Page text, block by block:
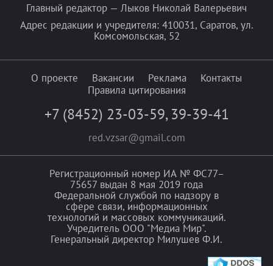
Главный редактор — Лыков Николай Валерьевич
Адрес редакции и учредителя: 410031, Саратов, ул.
Комсомольская, 52
О проекте Вакансии Реклама
Контакты
Правила цитирования
+7 (8452) 23-03-59, 39-39-41
red.vzsar@gmail.com
Регистрационный номер ИА № ФС77–
75657 выдан 8 мая 2019 года
Федеральной службой по надзору в
сфере связи, информационных
технологий и массовых коммуникаций.
Учредитель ООО "Медиа Мир".
Генеральный директор Милушев Ф.И.